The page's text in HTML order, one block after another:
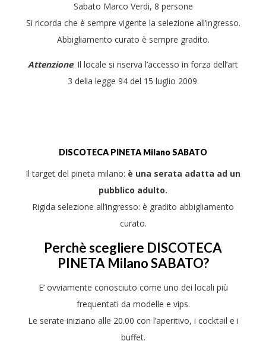
Sabato Marco Verdi, 8 persone
Si ricorda che è sempre vigente la selezione all’ingresso.
Abbigliamento curato è sempre gradito.
Attenzione: Il locale si riserva l’accesso in forza dell’art
3 della legge 94 del 15 luglio 2009.
DISCOTECA PINETA Milano SABATO
Il target del pineta milano: è una serata adatta ad un
pubblico adulto.
Rigida selezione all’ingresso: è gradito abbigliamento
curato.
Perchè scegliere DISCOTECA
PINETA Milano SABATO?
E’ ovviamente conosciuto come uno dei locali più
frequentati da modelle e vips.
Le serate iniziano alle 20.00 con l’aperitivo, i cocktail e i
buffet.